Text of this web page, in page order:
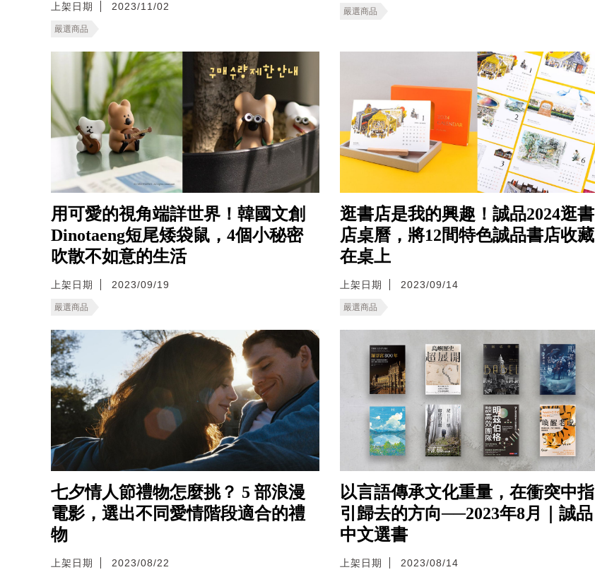
上架日期 2023/11/02
嚴選商品
嚴選商品
用可愛的視角端詳世界！韓國文創
Dinotaeng短尾矮袋鼠，4個小秘密
吹散不如意的生活
上架日期 2023/09/19
嚴選商品
逛書店是我的興趣！誠品2024逛書
店桌曆，將12間特色誠品書店收藏
在桌上
上架日期 2023/09/14
嚴選商品
七夕情人節禮物怎麼挑？ 5 部浪漫
電影，選出不同愛情階段適合的禮
物
上架日期 2023/08/22
以言語傳承文化重量，在衝突中指
引歸去的方向──2023年8月｜誠品
中文選書
上架日期 2023/08/14